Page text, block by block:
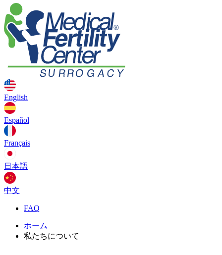
English
Español
Français
日本語
中文
FAQ
ホーム
私たちについて